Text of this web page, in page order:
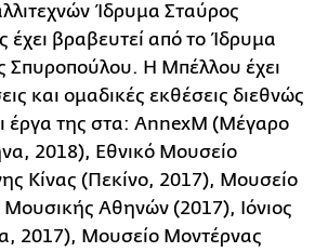
Ίδρυμα Σταύρος
έχει βραβευτεί από το Ίδρυμα
Σπυροπούλου. Η Μπέλλου έχει
και ομαδικές εκθέσεις διεθνώς
έργα της στα: AnnexM (Μέγαρο
2018), Εθνικό Μουσείο
Κίνας (Πεκίνο, 2017), Μουσείο
Αθηνών (2017), Ιόνιος
2017), Μουσείο Μοντέρνας